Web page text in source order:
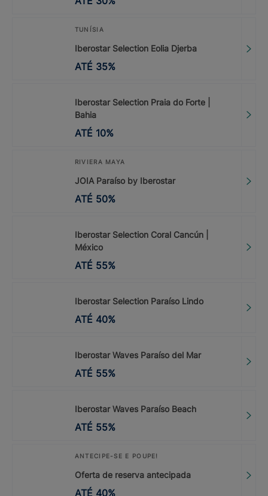
TUNÍSIA
Iberostar Selection Eolia Djerba
ATÉ 35%
Iberostar Selection Praia do Forte |
Bahia
ATÉ 10%
RIVIERA MAYA
JOIA Paraíso by Iberostar
ATÉ 50%
Iberostar Selection Coral Cancún |
México
ATÉ 55%
Iberostar Selection Paraíso Lindo
ATÉ 40%
Iberostar Waves Paraíso del Mar
ATÉ 55%
Iberostar Waves Paraíso Beach
ATÉ 55%
ANTECIPE-SE E POUPE!
Oferta de reserva antecipada
ATÉ 40%